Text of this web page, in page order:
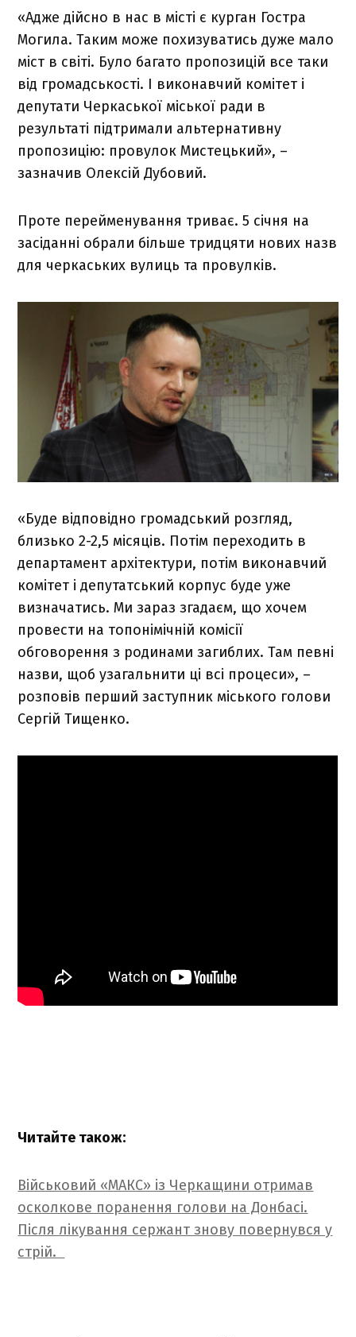
«Адже дійсно в нас в місті є курган Гостра
Могила. Таким може похизуватись дуже мало
міст в світі. Було багато пропозицій все таки
від громадськості. І виконавчий комітет і
депутати Черкаської міської ради в
результаті підтримали альтернативну
пропозицію: провулок Мистецький», –
зазначив Олексій Дубовий.
Проте перейменування триває. 5 січня на
засіданні обрали більше тридцяти нових назв
для черкаських вулиць та провулків.
«Буде відповідно громадський розгляд,
близько 2-2,5 місяців. Потім переходить в
департамент архітектури, потім виконавчий
комітет і депутатський корпус буде уже
визначатись. Ми зараз згадаєм, що хочем
провести на топонімічній комісії
обговорення з родинами загиблих. Там певні
назви, щоб узагальнити ці всі процеси», –
розповів перший заступник міського голови
Сергій Тищенко.
Читайте також:
Військовий «МАКС» із Черкащини отримав
осколкове поранення голови на Донбасі.
Після лікування сержант знову повернувся у
стрій.